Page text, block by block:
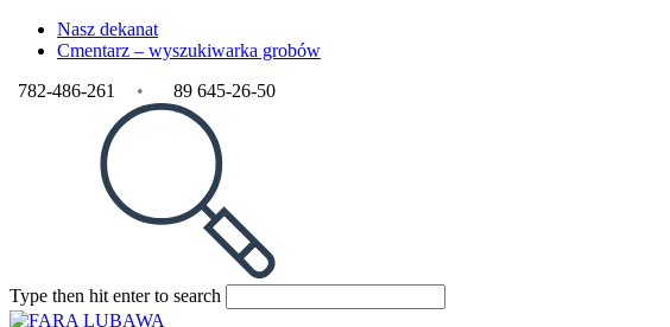
Nasz dekanat
Cmentarz – wyszukiwarka grobów
782-486-261
• 89 645-26-50
Type then hit enter to search